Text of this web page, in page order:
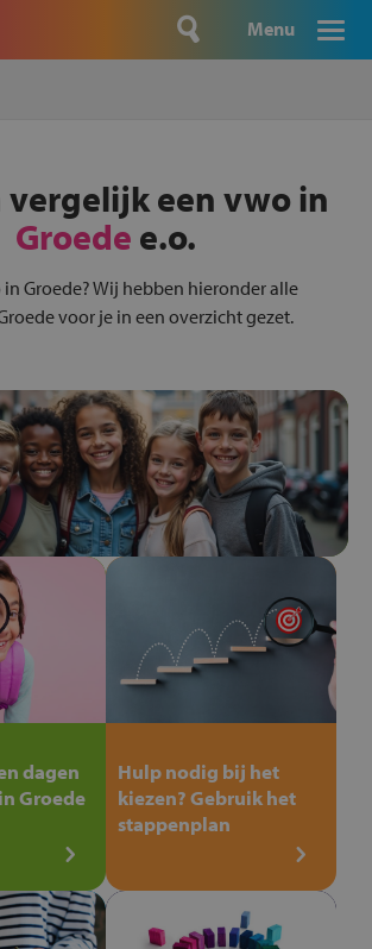
Menu
vergelijk een vwo in
Groede e.o.
Groede? Wij hebben hieronder alle
voor je in een overzicht gezet.
dagen
Groede
Hulp nodig bij het
kiezen? Gebruik het
stappenplan